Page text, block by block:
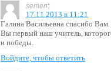
semen:
17.11.2013 в 11:21
Галина Васильевна спасибо Вам.
Вы первый наш учитель,
и победы.
Войдите, чтобы ответить